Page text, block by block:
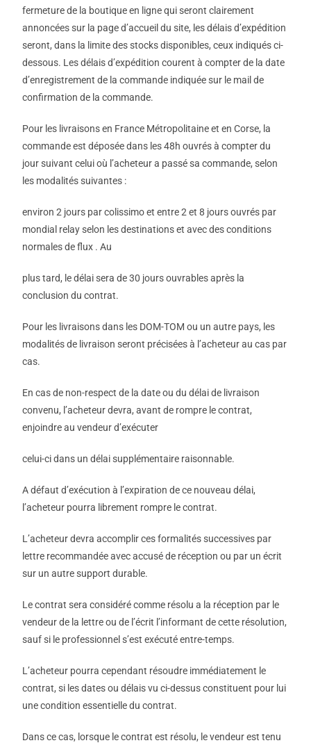
fermeture de la boutique en ligne qui seront clairement
annoncées sur la page d’accueil du site, les délais d’expédition
seront, dans la limite des stocks disponibles, ceux indiqués ci-
dessous. Les délais d’expédition courent à compter de la date
d’enregistrement de la commande indiquée sur le mail de
confirmation de la commande.
Pour les livraisons en France Métropolitaine et en Corse, la
commande est déposée dans les 48h ouvrés à compter du
jour suivant celui où l’acheteur a passé sa commande, selon
les modalités suivantes :
environ 2 jours par colissimo et entre 2 et 8 jours ouvrés par
mondial relay selon les destinations et avec des conditions
normales de flux . Au
plus tard, le délai sera de 30 jours ouvrables après la
conclusion du contrat.
Pour les livraisons dans les DOM-TOM ou un autre pays, les
modalités de livraison seront précisées à l’acheteur au cas par
cas.
En cas de non-respect de la date ou du délai de livraison
convenu, l’acheteur devra, avant de rompre le contrat,
enjoindre au vendeur d’exécuter
celui-ci dans un délai supplémentaire raisonnable.
A défaut d’exécution à l’expiration de ce nouveau délai,
l’acheteur pourra librement rompre le contrat.
L’acheteur devra accomplir ces formalités successives par
lettre recommandée avec accusé de réception ou par un écrit
sur un autre support durable.
Le contrat sera considéré comme résolu a la réception par le
vendeur de la lettre ou de l’écrit l’informant de cette résolution,
sauf si le professionnel s’est exécuté entre-temps.
L’acheteur pourra cependant résoudre immédiatement le
contrat, si les dates ou délais vu ci-dessus constituent pour lui
une condition essentielle du contrat.
Dans ce cas, lorsque le contrat est résolu, le vendeur est tenu